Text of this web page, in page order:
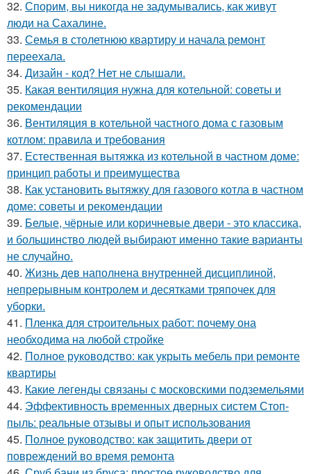
32. Спорим, вы никогда не задумывались, как живут
люди на Сахалине.
33. Семья в столетнюю квартиру и начала ремонт
переехала.
34. Дизайн - код? Нет не слышали.
35. Какая вентиляция нужна для котельной: советы и
рекомендации
36. Вентиляция в котельной частного дома с газовым
котлом: правила и требования
37. Естественная вытяжка из котельной в частном доме:
принцип работы и преимущества
38. Как установить вытяжку для газового котла в частном
доме: советы и рекомендации
39. Белые, чёрные или коричневые двери - это классика,
и большинство людей выбирают именно такие варианты
не случайно.
40. Жизнь дев наполнена внутренней дисциплиной,
непрерывным контролем и десятками тряпочек для
уборки.
41. Пленка для строительных работ: почему она
необходима на любой стройке
42. Полное руководство: как укрыть мебель при ремонте
квартиры
43. Какие легенды связаны с московскими подземельями
44. Эффективность временных дверных систем Стоп-
пыль: реальные отзывы и опыт использования
45. Полное руководство: как защитить двери от
повреждений во время ремонта